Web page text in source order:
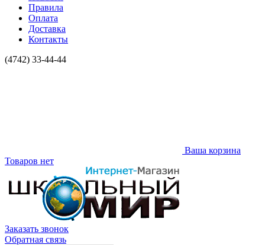
Правила
Оплата
Доставка
Контакты
(4742) 33-44-44
Ваша корзина
Товаров нет
Заказать звонок
Обратная связь